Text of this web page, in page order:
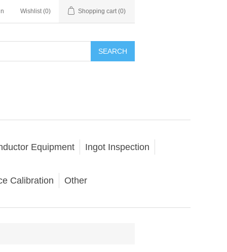
Wishlist (0) Shopping cart (0)
SEARCH
Equipment Ingot Inspection
Calibration Other